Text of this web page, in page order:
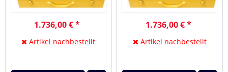
1.736,00 € *
Artikel nachbestellt
1.736,00 € *
Artikel nachbestellt